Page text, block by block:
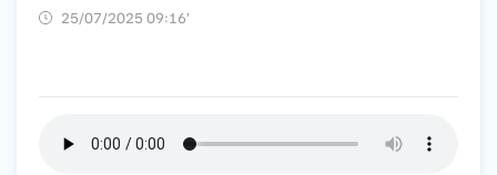
25/07/2025 09:16’